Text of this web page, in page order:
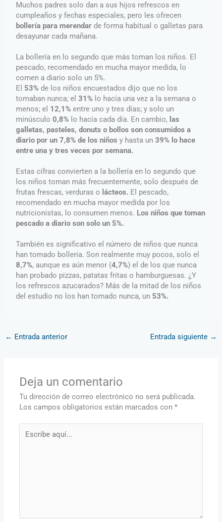
Muchos padres solo dan a sus hijos refrescos en
cumpleaños y fechas especiales, pero les ofrecen
bollería para merendar de forma habitual o galletas para
desayunar cada mañana.
La bollería en lo segundo que más toman los niños. El
pescado, recomendado en mucha mayor medida, lo
comen a diario solo un 5%.
El 53% de los niños encuestados dijo que no los
tomaban nunca; el31% lo hacía una vez a la semana o
menos; el 12,1% entre uno y tres días; y solo un
minúsculo0,8% lo hacía cada día. En cambio, las
galletas, pasteles, donuts o bollos son consumidos a
diario por un 7,8% de los niños y hasta un39% lo hace
entre una y tres veces por semana.
Estas cifras convierten a la bollería en lo segundo que
los niños toman más frecuentemente, solo después de
frutas frescas, verduras o lácteos. El pescado,
recomendado en mucha mayor medida por los
nutricionistas, lo consumen menos. Los niños que toman
pescado a diario son solo un 5%.
También es significativo el número de niños que nunca
han tomado bollería. Son realmente muy pocos, solo el
8,7%, aunque es aún menor (4,7%) el de los que nunca
han probado pizzas, patatas fritas o hamburguesas. ¿Y
los refrescos azucarados? Más de la mitad de los niños
del estudio no los han tomado nunca, un 53%.
← Entrada anterior Entrada siguiente →
Deja un comentario
Tu dirección de correo electrónico no será publicada.
Los campos obligatorios están marcados con*
aquí...